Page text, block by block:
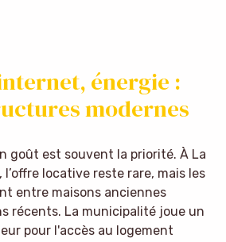
énergie :
modernes
goût est souvent la priorité. À La
l’offre locative reste rare, mais les
entre maisons anciennes
récents. La municipalité joue un
pour l'accès au logement